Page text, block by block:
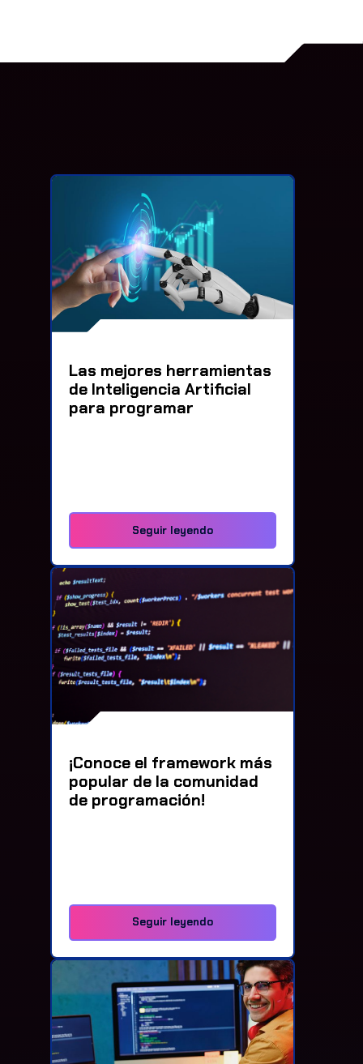
Las mejores herramientas
de Inteligencia Artificial
para programar
Seguir leyendo
¡Conoce el framework más
popular de la comunidad
de programación!
Seguir leyendo